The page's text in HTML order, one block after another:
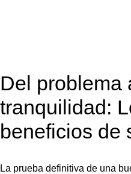
Del problema
tranquilidad:
beneficios de
La prueba definitiva de una